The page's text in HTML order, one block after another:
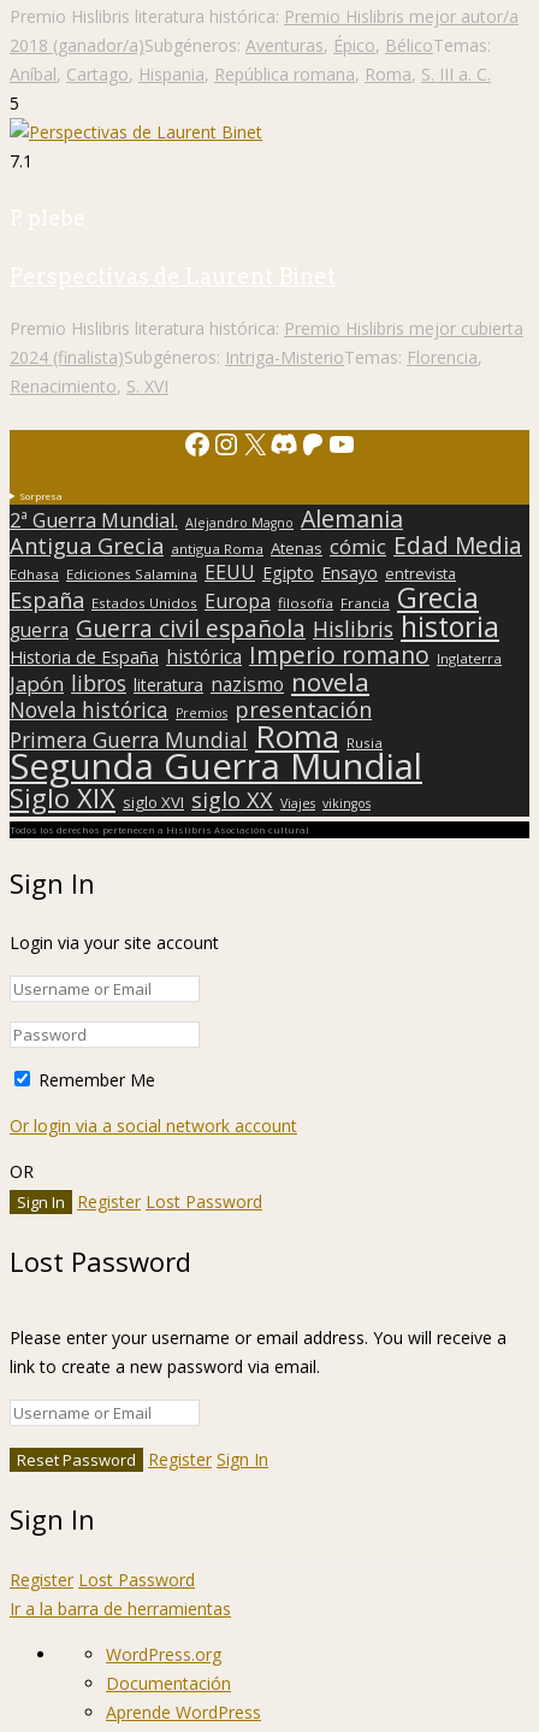
Premio Hislibris literatura histórica: Premio Hislibris mejor autor/a
2018 (ganador/a)Subgéneros: Aventuras, Épico, BélicoTemas:
Aníbal, Cartago, Hispania, República romana, Roma, S. III a. C.
5
7.1
P. plebe
Perspectivas de Laurent Binet
Premio Hislibris literatura histórica: Premio Hislibris mejor cubierta
2024 (finalista)Subgéneros: Intriga-MisterioTemas: Florencia,
Renacimiento, S. XVI
Facebook
Instagram
X Discord
Patreon
YouTube
Sorpresa
2ª Guerra Mundial. Alejandro Magno Alemania
Antigua Grecia antigua Roma Atenas cómic Edad Media
Edhasa Ediciones Salamina EEUU Egipto Ensayo entrevista
España Estados Unidos Europa filosofía Francia Grecia
guerra Guerra civil española Hislibris historia
Historia de España histórica Imperio romano Inglaterra
Japón libros literatura nazismo novela
Novela histórica Premios presentación
Primera Guerra Mundial Roma Rusia
Segunda Guerra Mundial
Siglo XIX siglo XVI siglo XX Viajes vikingos
Todos los derechos pertenecen a Hislibris Asociación cultural
Sign In
Login via your site account
Remember Me
Or login via a social network account
OR
Register Lost Password
Lost Password
Please enter your username or email address. You will receive a
link to create a new password via email.
Register Sign In
Sign In
Register Lost Password
Ir a la barra de herramientas
Acerca
WordPress
WordPress.org
Documentación
Aprende WordPress